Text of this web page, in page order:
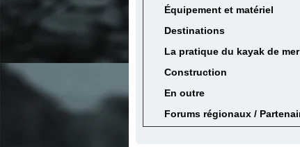
Équipement et matériel
Destinations
La pratique du kayak de mer
Construction
En outre
Forums régionaux /